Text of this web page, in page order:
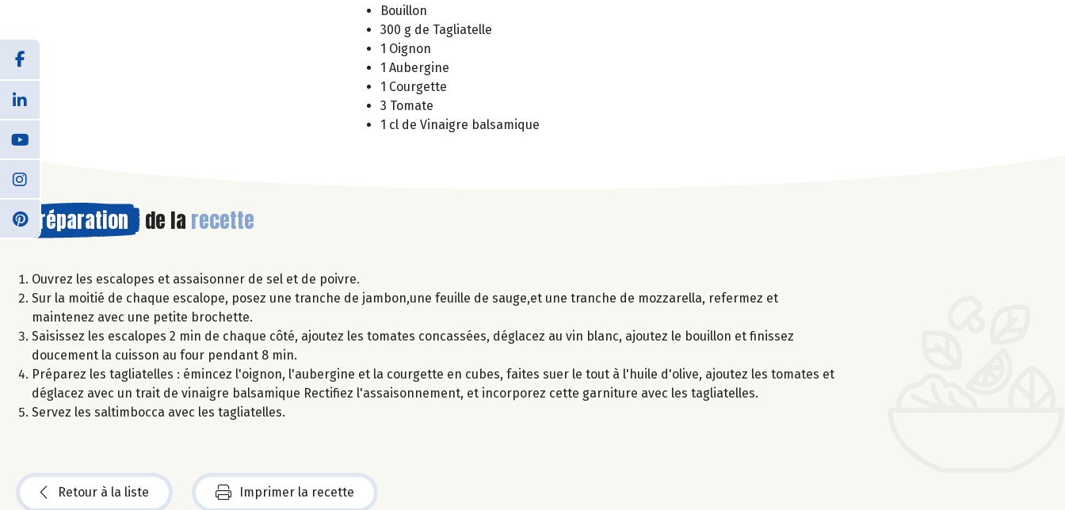
Bouillon
300 g de Tagliatelle
1 Oignon
1 Aubergine
1 Courgette
3 Tomate
1 cl de Vinaigre balsamique
Préparation de la recette
Ouvrez les escalopes et assaisonner de sel et de poivre.
Sur la moitié de chaque escalope, posez une tranche de jambon,une feuille de sauge,et une tranche de mozzarella, refermez et
maintenez avec une petite brochette.
Saisissez les escalopes 2 min de chaque côté, ajoutez les tomates concassées, déglacez au vin blanc, ajoutez le bouillon et finissez
doucement la cuisson au four pendant 8 min.
Préparez les tagliatelles : émincez l'oignon, l'aubergine et la courgette en cubes, faites suer le tout à l'huile d'olive, ajoutez les tomates et
déglacez avec un trait de vinaigre balsamique Rectifiez l'assaisonnement, et incorporez cette garniture avec les tagliatelles.
Servez les saltimbocca avec les tagliatelles.
Retour à la liste Imprimer la recette